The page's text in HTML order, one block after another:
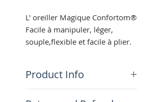
L' oreiller Magique Confortom®
Facile à manipuler, léger,
souple,flexible et facile à plier.
accompagnera dans tous vos
déplacements et vous offrira
Product Info